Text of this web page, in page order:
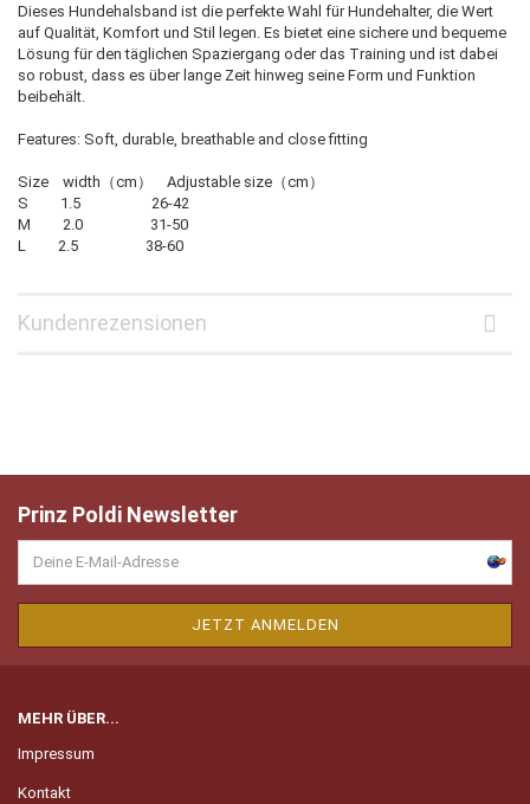
Dieses Hundehalsband ist die perfekte Wahl für Hundehalter, die Wert
auf Qualität, Komfort und Stil legen. Es bietet eine sichere und bequeme
Lösung für den täglichen Spaziergang oder das Training und ist dabei
so robust, dass es über lange Zeit hinweg seine Form und Funktion
beibehält.
Features: Soft, durable, breathable and close fitting
Size width（cm） Adjustable size（cm）
S 1.5 26-42
M 2.0 31-50
L 2.5 38-60
Kundenrezensionen
Prinz Poldi Newsletter
MEHR ÜBER...
Impressum
Kontakt